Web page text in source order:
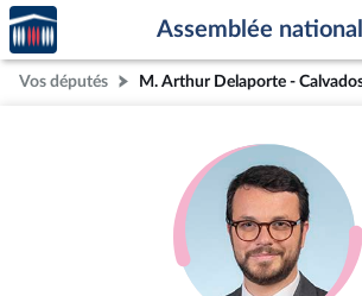
Aller au contenu
Aller en bas de la page
Accèder
à la
page
d'accueil
Assemblée
Vos députés